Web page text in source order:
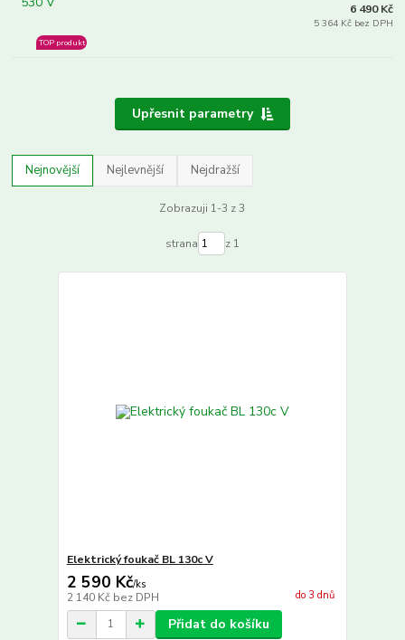
TOP produkt
6 490 Kč
5 364 Kč bez DPH
Upřesnit parametry
Nejnovější Nejlevnější Nejdražší
Zobrazuji 1-3 z 3
strana z 1
Elektrický foukač BL 130c V
2 590 Kč/ks
2 140 Kč bez DPH do 3 dnů
Přidat do košíku